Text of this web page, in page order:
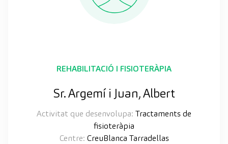
REHABILITACIÓ I FISIOTERÀPIA
Sr. Argemí i Juan, Albert
Activitat que desenvolupa: Tractaments de
fisioteràpia
Centre: CreuBlanca Tarradellas